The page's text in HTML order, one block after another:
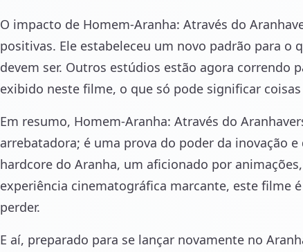
O impacto de Homem-Aranha: Através do
positivas. Ele estabeleceu um novo padrão para o
devem ser. Outros estúdios estão agora correndo
exibido neste filme, o que só pode significar
Em resumo, Homem-Aranha: Através do
arrebatadora; é uma prova do poder da inovação
hardcore do Aranha, um aficionado por
experiência cinematográfica marcante, este filme
perder.
E aí, preparado para se lançar novamente no